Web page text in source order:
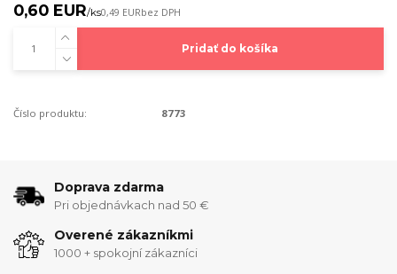
0,60 EUR/ks0,49 EURbez DPH
Pridať do košíka
Číslo produktu: 8773
Doprava zdarma
Pri objednávkach nad 50 €
Overené zákazníkmi
1000 + spokojní zákazníci